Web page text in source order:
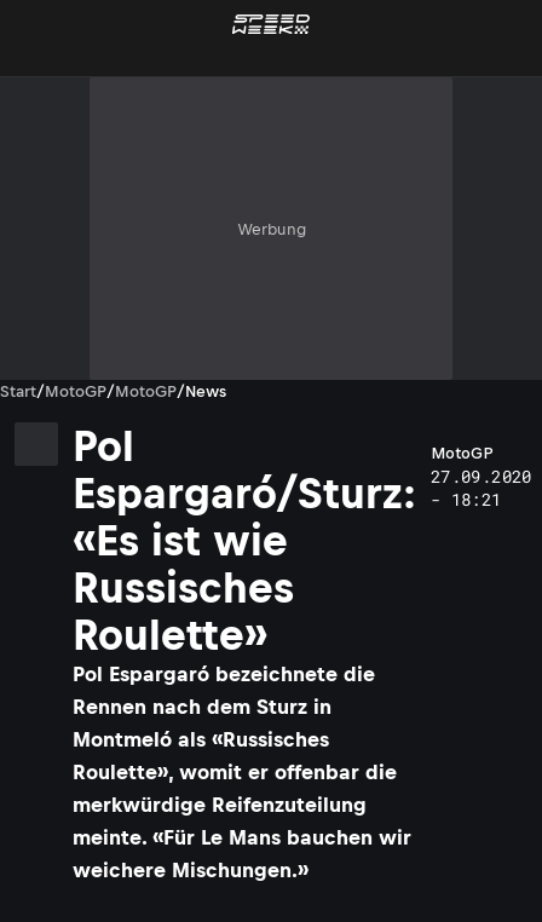
Werbung
Start/MotoGP/MotoGP/News
Pol
Espargaró/Sturz:
«Es ist wie
Russisches
Roulette»
Pol Espargaró bezeichnete die
Rennen nach dem Sturz in
Montmeló als «Russisches
Roulette», womit er offenbar die
merkwürdige Reifenzuteilung
meinte. «Für Le Mans bauchen wir
weichere Mischungen.»
MotoGP
27.09.2020
- 18:21